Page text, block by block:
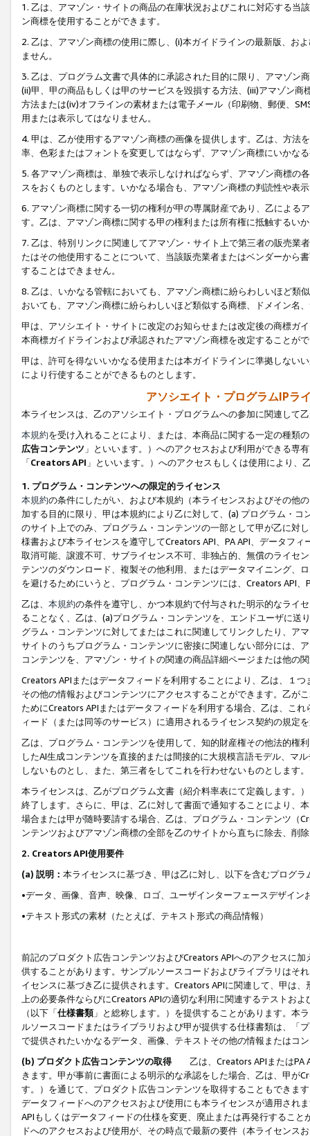
1. 乙は、アマゾン・サイトの商品の在庫状況およびこれに対応する
ン商標を使用することができます。
2. 乙は、アマゾン商標の使用に際し、(i)本ガイドラインの最新版、お
ません。
3. 乙は、プログラム文書で具体的に承認された目的に限り、アマゾン
(ii)甲、甲の商品もしくは甲のサービスを毀損する方法、(iii)アマゾン
方法または(iv)オフラインの素材または電子メール（印刷物、郵便、
用または表示してはなりません。
4. 甲は、乙が使用するアマゾン商標の画像を提供します。乙は、方
率、色彩またはフォントを変更してはならず、アマゾン商標にいかな
5. 各アマゾン商標は、単独で表示しなければならず、アマゾン商標
スをおくものとします。いかなる場合も、アマゾン商標の判読性や表
6. アマゾン商標に関する一切の権利が甲の専属財産であり、乙による
す。乙は、アマゾン商標に関する甲の権利または所有権に抵触するい
7. 乙は、特別リンクに関連してアマゾン・サイト上で第三者の販売
たはその他使用することについて、当該販売業者またはベンダーから
することはできません。
8. 乙は、いかなる管轄においても、アマゾン商標に紛らわしいほど類
おいても、アマゾン商標に紛らわしいほど類似する商標、ドメイン名
甲は、アソシエイト・サイトに改定のお知らせまたは改定後の商標ガ
本商標ガイドラインおよび承認されたアマゾン商標を改定することが
甲は、許可を得ないいかなる使用または本ガイドラインに準拠しない
により行使することができるものとします。
アソシエイト・プログラムIPラ
本ライセンスは、乙のアソシエイト・プログラムへの参加に関連して
本規約を受け入れることにより、または、本商品に関する一定の種類
広告コンテンツ 」といいます。）へのアクセスおよび利用ができる専
「Creators API 」といいます。）へのアクセスもしくは使用により
1. プログラム・コンテンツへの限定的ライセンス
本規約の条件にしたがい、および本規約（本ライセンスおよびその他
加する目的に限り、甲は本規約により乙に対して、(a) プログラム・
のサイト上でのみ、プログラム・コンテンツの一部として甲が乙に対
様書および本ライセンスを遵守してCreators API、PA API、データフ
取消可能、譲渡不可、サブライセンス不可、非独占的、無償のライセ
テンツのダウンロード、複製その他利用、またはデータマイニング、
を避けるためにいうと、プログラム・コンテンツには、Creators API
乙は、 本規約の条件を遵守し、かつ本規約で付与された明示的なライ
ることなく、乙は、(a)プログラム・コンテンツを、エンドユーザに
グラム・コンテンツに対してまたはこれに関連してリンクしたり、ア
サイトのうちプログラム・コンテンツに密接に関連しない部分には、
コンテンツを、アマゾン・サイトの関連の商品詳細ページまたは他の
Creators APIまたはデータフィードを利用することにより、乙は、１
その他の情報およびコンテンツにアクセスすることができます。乙が
ためにCreators APIまたはデータフィードを利用する場合、乙は、こ
ィード（または同等のサービス）に適用されるライセンス契約の規定
乙は、プログラム・コンテンツを使用して、知的財産権その他法的権
したAI生成コンテンツを直接的または間接的に大規模言語モデル、マ
しないものとし、また、第三者をしてこれを行わせないものとします。
本ライセンスは、乙がプログラム文書（紹介料率表にて定義します。
終了します。さらに、甲は、乙に対して書面で通知することにより、
場合または甲が随時要請する場合、乙は、プログラム・コンテンツ（
ンテンツおよびアマゾン商標の全部を乙のサイトから直ちに除去、削
2. Creators API使用要件
(a) 説明： 本ライセンスに基づき、甲は乙に対し、以下を含むプログ
•データ、画像、音声、映像、ロゴ、ユーザインターフェースデザイ
•テキスト形式の素材（たとえば、テキスト形式の商品情報）
前記のプロダクト広告コンテンツおよびCreators APIへのアクセスに
供することがあります。サンプルソースコードおよびライブラリはそ
イセンスに基づき乙に提供されます。Creators APIに関連して、甲は
上の必要条件ならびにCreators APIの適切な利用に関連するテストお
（以下「仕様書類」と総称します。）を提供することがあります。本
ルソースコードまたはライブラリおよび甲が提供する仕様書類は、「
で提供されたいかなるデータ、画像、テキストその他の情報またはコ
(b) プロダクト広告コンテンツの取得
乙は、Creators APIまたはPA
きます。甲が事前に書面による明示的な承認をした場合、乙は、甲が
す。）を通じて、プロダクト広告コンテンツを取得することもできま
データフィードへのアクセスおよび使用にも本ライセンスが適用され
APIもしくはデータフィードの仕様を変更、廃止または再発行するこ
ドへのアクセスおよび使用が、その時点で最新の要件（本ライセン